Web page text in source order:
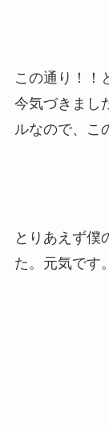
この通り！！
今気づきまし
ルなので、こ
とりあえず僕
た。元気です。